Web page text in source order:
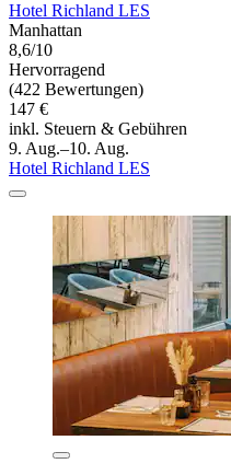
Hotel Richland LES
Manhattan
8,6/10
Hervorragend
(422 Bewertungen)
147 €
inkl. Steuern & Gebühren
9. Aug.–10. Aug.
Hotel Richland LES